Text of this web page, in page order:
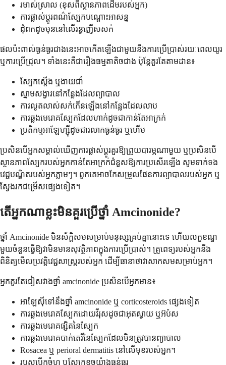
រមាស់ស្រាល (ខុសពីស្ថានភាពដើមរបស់អ្នក)
ការផ្លាស់ប្តូរពណ៌ស្បែកបណ្តោះអាសន្ន
ដុំពកដូចមុននៅលើរន្ធញើសសក់
ផលប៉ះពាល់ធ្ងន់ធ្ងរជាងនេះអាចកើតឡើងជាមួយនឹងការប្រើប្រាស់រយៈពេលយូរ
ឬការប្រើជ្រុល។ ទាំងនេះគឺជារឿងធម្មតាតិចជាង ប៉ុន្តែគួរតែតាមដាន៖
ស្បែកស្តើង ឬងាយជាំ
ស្នាមសង្វារនៅកន្លែងដែលព្យាបាល
ការលូតលាស់សក់កើនឡើងនៅកន្លែងដែលលាប
ការឆ្លងមេរោគស្បែកដែលហាក់ដូចជាកាន់តែអាក្រក់
ប្រតិកម្មអាឡែហ្ស៊ីដូចជារលាកធ្ងន់ធ្ងរ ឬហើម
ប្រសិនបើអ្នកសម្គាល់ឃើញការផ្លាស់ប្តូរគួរឱ្យព្រួយបារម្ភណាមួយ ឬប្រសិនបើ
ស្ថានភាពស្បែករបស់អ្នកកាន់តែអាក្រក់ជំនួសឱ្យការប្រសើរឡើង សូមទាក់ទង
វេជ្ជបណ្ឌិតរបស់អ្នកភ្លាមៗ។ ពួកគេអាចកែសម្រួលផែនការព្យាបាលរបស់អ្នក ឬ
ស្វែងរកជម្រើសផ្សេងទៀត។
តើអ្នកណាខ្លះមិនគួរប្រើថ្នាំ Amcinonide?
ថ្នាំ Amcinonide មិនស័ក្តិសមសម្រាប់មនុស្សគ្រប់គ្នានោះទេ ហើយលក្ខខណ្ឌ
មួយចំនួនធ្វើឱ្យវាមិនមានសុវត្ថិភាពក្នុងការប្រើប្រាស់។ គ្រូពេទ្យរបស់អ្នកនឹង
ពិនិត្យមើលប្រវត្តិវេជ្ជសាស្ត្ររបស់អ្នក ដើម្បីធានាថាវាសាកសមសម្រាប់អ្នក។
អ្នកគួរតែជៀសវាងថ្នាំ amcinonide ប្រសិនបើអ្នកមាន៖
អាឡែស៊ីទៅនឹងថ្នាំ amcinonide ឬ corticosteroids ផ្សេងទៀត
ការឆ្លងមេរោគស្បែកដោយវីរុសដូចជាអុតស្វាយ ឬអ៊ប៉ស
ការឆ្លងមេរោគផ្សិតនៃស្បែក
ការឆ្លងមេរោគបាក់តេរីនៃស្បែកដែលមិនត្រូវបានព្យាបាល
Rosacea ឬ perioral dermatitis នៅលើមុខរបស់អ្នក។
របួសបើកចំហ ឬស្បែកខូចយ៉ាងធ្ងន់ធ្ងរ